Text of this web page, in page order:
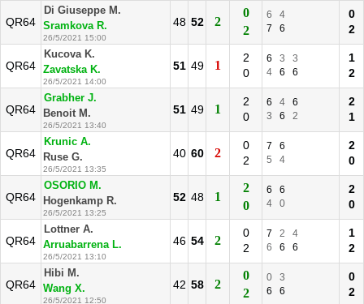
QR64
Di Giuseppe M.
Sramkova R.
26/5/2021 15:00
48 52 2
0
2
6
4
7
6
0
2
QR64
Kucova K.
Zavatska K.
26/5/2021 14:00
51 49 1
2
0
6 3
3
4
6 6
1
2
QR64
Grabher J.
Benoit M.
26/5/2021 13:40
51 49 1
2
0
6 4
6
3
6 2
2
1
QR64
Krunic A.
Ruse G.
26/5/2021 13:35
40 60 2
0
2
7
6
5
4
2
0
QR64
OSORIO M.
Hogenkamp R.
26/5/2021 13:25
52 48 1
2
0
6
6
4
0
2
0
QR64
Lottner A.
Arruabarrena L.
26/5/2021 13:10
46 54 2
0
2
7 2
4
6
6 6
1
2
QR64
Hibi M.
Wang X.
26/5/2021 12:50
42 58 2
0
2
0
3
6
6
0
2